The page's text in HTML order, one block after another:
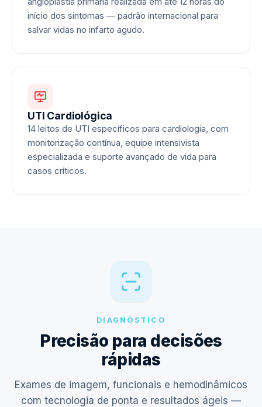
início dos sintomas — padrão internacional para
salvar vidas no infarto agudo.
UTI Cardiológica
14 leitos de UTI específicos para cardiologia, com
monitorização contínua, equipe intensivista
especializada e suporte avançado de vida para
casos críticos.
DIAGNÓSTICO
Precisão para decisões
rápidas
Exames de imagem, funcionais e hemodinâmicos
com tecnologia de ponta e resultados ágeis —